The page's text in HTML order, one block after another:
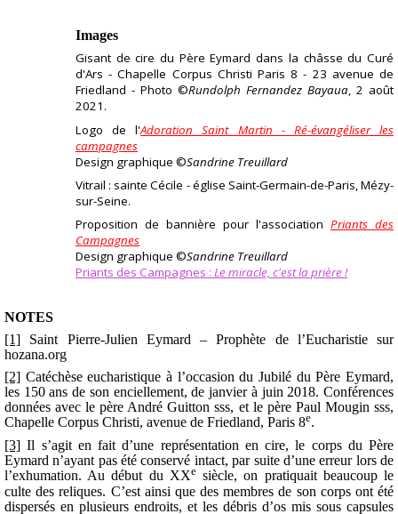
Images
Gisant de cire du Père Eymard dans la châsse du Curé
d'Ars - Chapelle Corpus Christi Paris 8 - 23 avenue de
Friedland - Photo ©Rundolph Fernandez Bayaua, 2 août
2021.
Logo de l'Adoration Saint Martin - Ré-évangéliser les
campagnes
Design graphique ©Sandrine Treuillard
Vitrail : sainte Cécile - église Saint-Germain-de-Paris, Mézy-
sur-Seine.
Proposition de bannière pour l'association Priants des
Campagnes
Design graphique ©Sandrine Treuillard
Priants des Campagnes : Le miracle, c'est la prière !
NOTES
[1]
Saint Pierre-Julien Eymard – Prophète de l’Eucharistiesur
hozana.org
[2] Catéchèse eucharistique à l’occasion du Jubilé du Père Eymard,
les 150 ans de son enciellement, de janvier à juin 2018. Conférences
données avec le père André Guitton sss, et le père Paul Mougin sss,
Chapelle Corpus Christi, avenue de Friedland, Paris 8e.
[3] Il s’agit en fait d’une représentation en cire, le corps du Père
Eymard n’ayant pas été conservé intact, par suite d’une erreur lors de
l’exhumation. Au début du XXesiècle, on pratiquait beaucoup le
culte des reliques. C’est ainsi que des membres de son corps ont été
dispersés en plusieurs endroits, et les débris d’os mis sous capsules